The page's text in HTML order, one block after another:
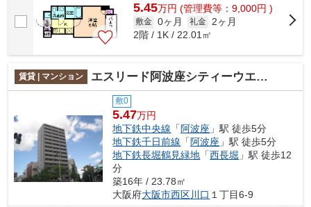
5.45万円 (管理費等：9,000円 )
敷金 0ヶ月 礼金
2ヶ月
2階 / 1K / 22.01㎡
賃貸 | マンション エスリード阿波座シティーウエスト
敷0
5.47万円
地下鉄中央線 「 阿波座 」駅 徒歩5分
地下鉄千日前線 「 阿波座 」駅 徒歩5分
地下鉄長堀鶴見緑地 「西長堀 」駅 徒歩12
分
築16年 / 23.78㎡
大阪府大阪市西区川口 １丁目6-9